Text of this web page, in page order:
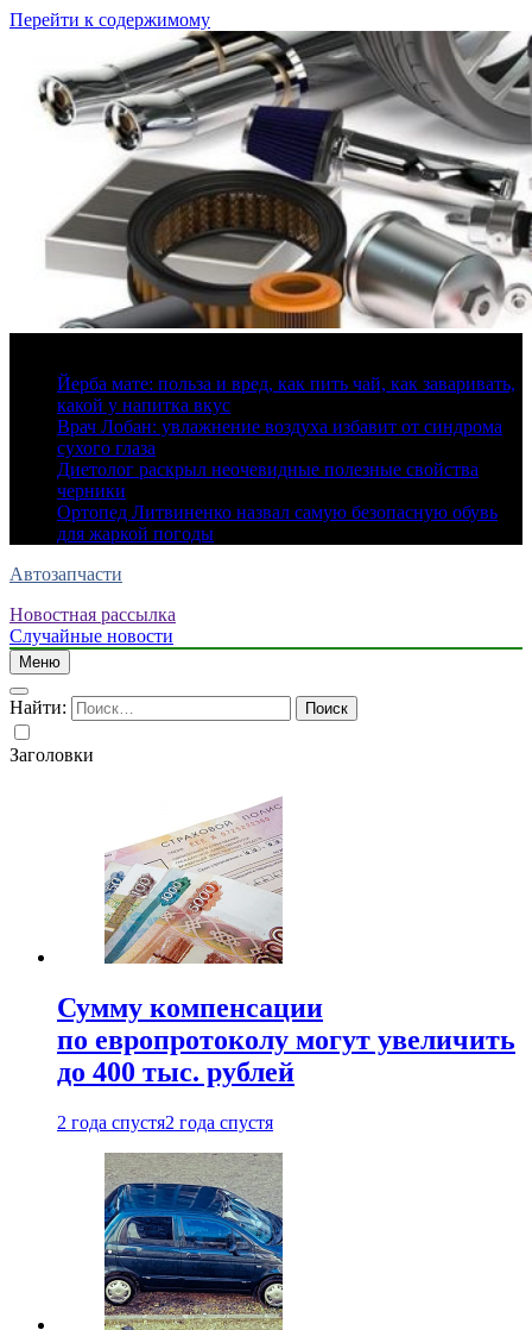
Перейти к содержимому
Йерба мате: польза и вред, как пить чай, как заваривать,
какой у напитка вкус
Врач Лобан: увлажнение воздуха избавит от синдрома
сухого глаза
Диетолог раскрыл неочевидные полезные свойства
черники
Ортопед Литвиненко назвал самую безопасную обувь
для жаркой погоды
Автозапчасти
Новостная рассылка
Случайные новости
Меню
Найти:
Заголовки
Сумму компенсации
по европротоколу могут увеличить
до 400 тыс. рублей
2 года спустя2 года спустя